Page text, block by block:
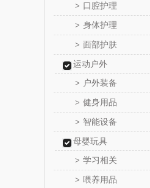
> 口腔护理
> 身体护理
> 面部护肤
运动户外
> 户外装备
> 健身用品
> 智能设备
母婴玩具
> 学习相关
> 喂养用品